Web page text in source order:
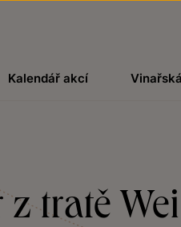
Kalendář akcí
tratě